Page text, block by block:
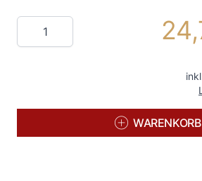
Menge
WARENKORB